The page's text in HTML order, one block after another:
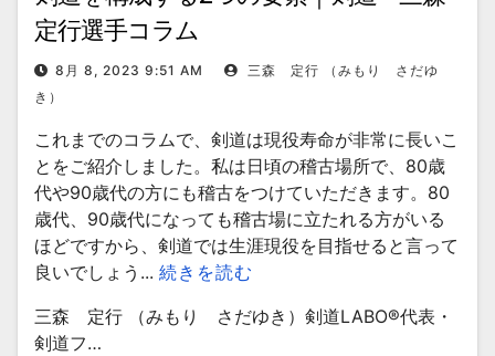
定行選手コラム
8月 8, 2023 9:51 AM
三森 定行 （みもり さだゆ
き）
これまでのコラムで、剣道は現役寿命が非常に長いこ
とをご紹介しました。私は日頃の稽古場所で、80歳
代や90歳代の方にも稽古をつけていただきます。80
歳代、90歳代になっても稽古場に立たれる方がいる
ほどですから、剣道では生涯現役を目指せると言って
良いでしょう... 続きを読む
三森 定行 （みもり さだゆき）剣道LABO®︎代表・
剣道フ…